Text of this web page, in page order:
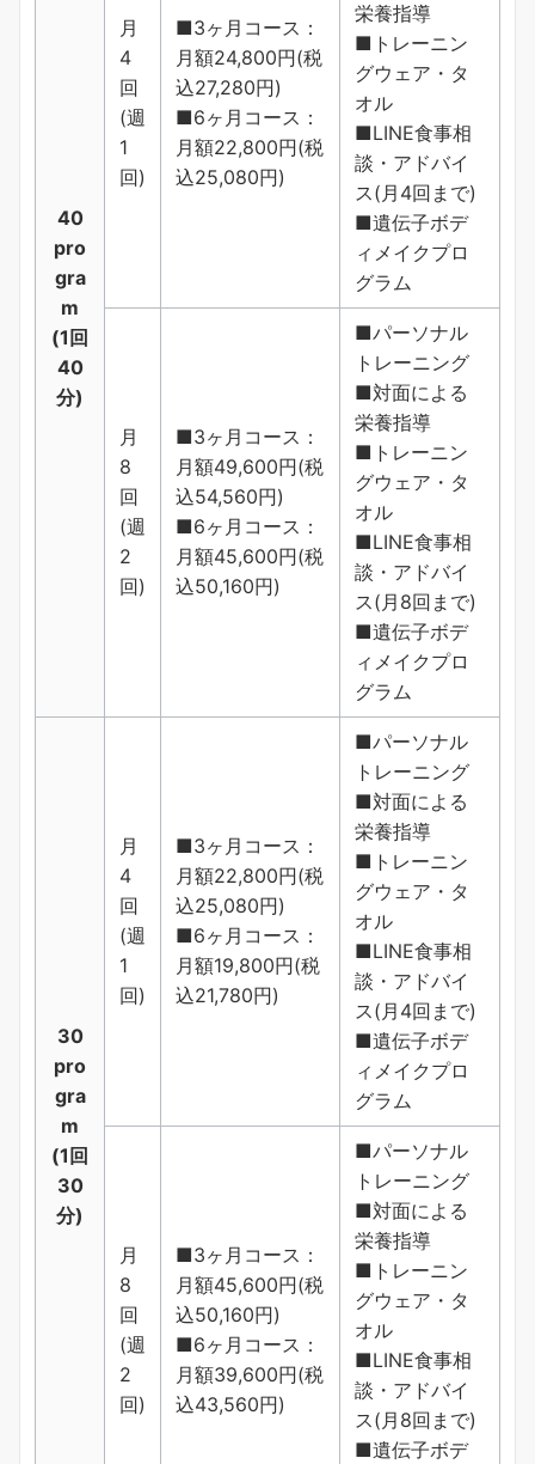
40
pro
gra
m
(1回
40
分)
月
4
回
(週
1
回)
■3ヶ月コース：
月額24,800円(税
込27,280円)
■6ヶ月コース：
月額22,800円(税
込25,080円)
栄養指導
■トレーニン
グウェア・タ
オル
■LINE食事相
談・アドバイ
ス(月4回まで)
■遺伝子ボデ
ィメイクプロ
グラム
月
8
回
(週
2
回)
■3ヶ月コース：
月額49,600円(税
込54,560円)
■6ヶ月コース：
月額45,600円(税
込50,160円)
■パーソナル
トレーニング
■対面による
栄養指導
■トレーニン
グウェア・タ
オル
■LINE食事相
談・アドバイ
ス(月8回まで)
■遺伝子ボデ
ィメイクプロ
グラム
30
pro
gra
m
(1回
30
分)
月
4
回
(週
1
回)
■3ヶ月コース：
月額22,800円(税
込25,080円)
■6ヶ月コース：
月額19,800円(税
込21,780円)
■パーソナル
トレーニング
■対面による
栄養指導
■トレーニン
グウェア・タ
オル
■LINE食事相
談・アドバイ
ス(月4回まで)
■遺伝子ボデ
ィメイクプロ
グラム
月
8
回
(週
2
回)
■3ヶ月コース：
月額45,600円(税
込50,160円)
■6ヶ月コース：
月額39,600円(税
込43,560円)
■パーソナル
トレーニング
■対面による
栄養指導
■トレーニン
グウェア・タ
オル
■LINE食事相
談・アドバイ
ス(月8回まで)
■遺伝子ボデ